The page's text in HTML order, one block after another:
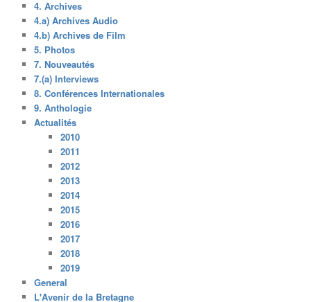
4. Archives
4.a) Archives Audio
4.b) Archives de Film
5. Photos
7. Nouveautés
7.(a) Interviews
8. Conférences Internationales
9. Anthologie
Actualités
2010
2011
2012
2013
2014
2015
2016
2017
2018
2019
General
L'Avenir de la Bretagne